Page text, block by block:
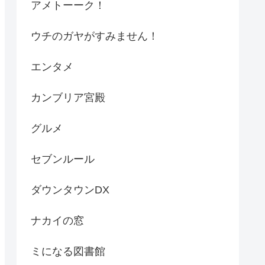
アメトーーク！
ウチのガヤがすみません！
エンタメ
カンブリア宮殿
グルメ
セブンルール
ダウンタウンDX
ナカイの窓
ミになる図書館